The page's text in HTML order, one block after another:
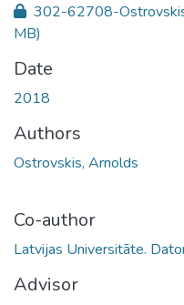
302-62708-
MB)
Date
2018
Authors
Ostrovskis, Arnolds
Co-author
Latvijas Universitāte.
Advisor